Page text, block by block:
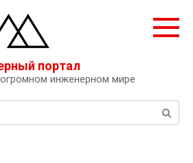
портал
инженерном мире